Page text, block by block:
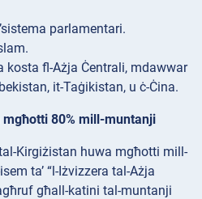
parlamentari.
kosta fl-Ażja Ċentrali, mdawwar
it-Taġikistan, u ċ-Ċina.
80% mill-muntanji
Kirgiżistan huwa mgħotti mill-
ta’ “l-Iżvizzera tal-Ażja
għall-katini tal-muntanji